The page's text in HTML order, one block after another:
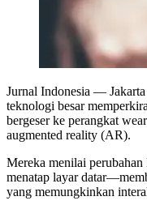
Jurnal Indonesia — Jakarta
teknologi besar
bergeser ke perangkat
augmented reality (AR).
Mereka menilai
menatap layar
yang memungkinkan